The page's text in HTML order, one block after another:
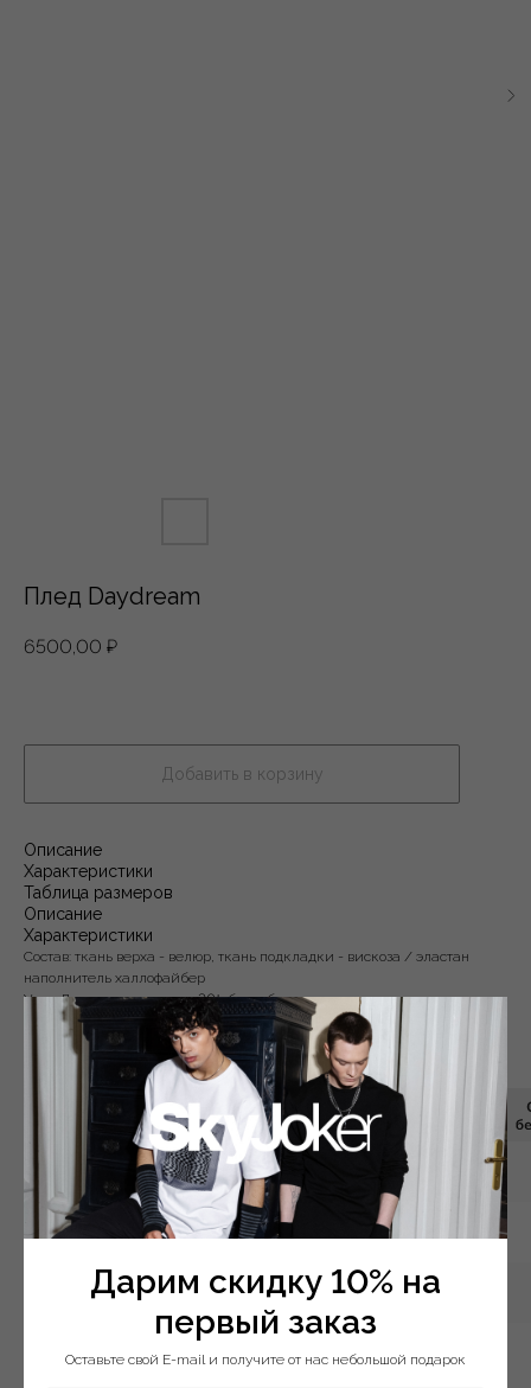
Дарим скидку 10% на
первый заказ
Оставьте свой E-mail и получите от нас небольшой подарок
Плед Daydream
6500,00 ₽
Добавить в корзину
Описание
Характеристики
Таблица размеров
Описание
Характеристики
Состав: ткань верха - велюр, ткань подкладки - вискоза / эластан
наполнитель халлофайбер
Уход: Деликатная стирка 30°, без отбеливания
Цвет: Голубой
Weight: 800g
Таблица размеров